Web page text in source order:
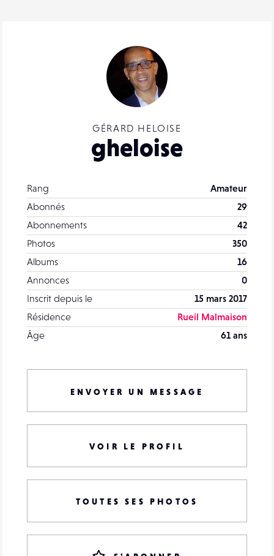
GÉRARD HELOISE
gheloise
Rang
Amateur
Abonnés
29
Abonnements
42
Photos
350
Albums
16
Annonces
0
Inscrit depuis le
15 mars 2017
Résidence
Rueil Malmaison
Âge
61 ans
ENVOYER UN MESSAGE
VOIR LE PROFIL
TOUTES SES PHOTOS